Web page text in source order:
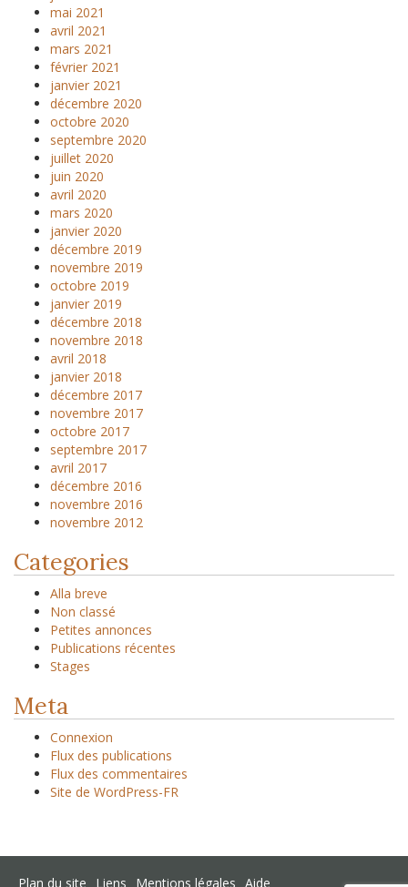
mai 2021
avril 2021
mars 2021
février 2021
janvier 2021
décembre 2020
octobre 2020
septembre 2020
juillet 2020
juin 2020
avril 2020
mars 2020
janvier 2020
décembre 2019
novembre 2019
octobre 2019
janvier 2019
décembre 2018
novembre 2018
avril 2018
janvier 2018
décembre 2017
novembre 2017
octobre 2017
septembre 2017
avril 2017
décembre 2016
novembre 2016
novembre 2012
Categories
Alla breve
Non classé
Petites annonces
Publications récentes
Stages
Meta
Connexion
Flux des publications
Flux des commentaires
Site de WordPress-FR
Plan du site Liens Mentions légales Aide